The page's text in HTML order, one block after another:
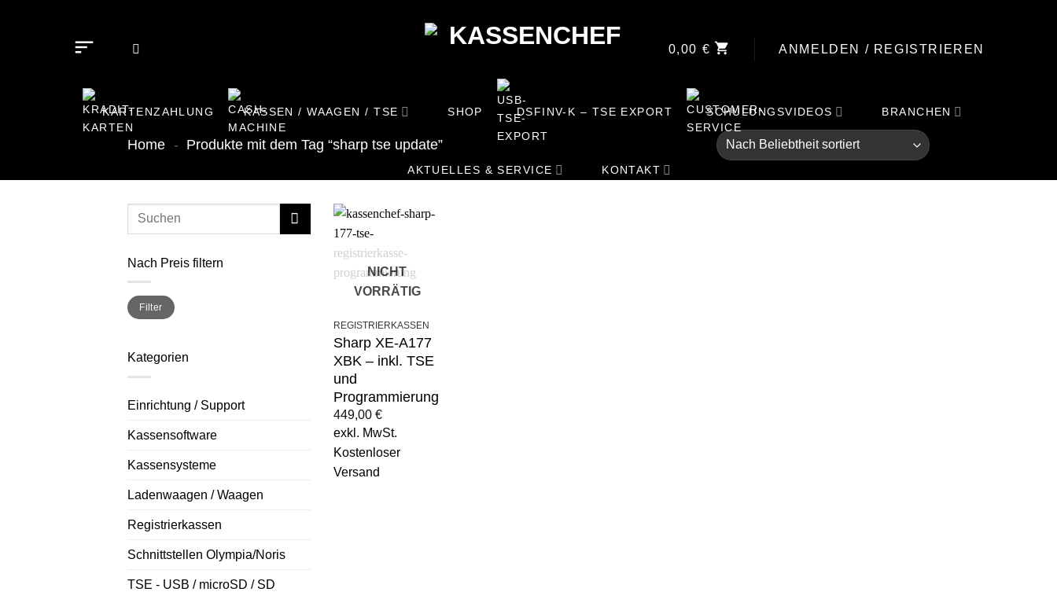
0,00 € ANMELDEN / REGISTRIEREN
KARTENZAHLUNG KASSEN / WAAGEN / TSE SHOP DSFINV-K – TSE EXPORT SCHULUNGSVIDEOS BRANCHEN
AKTUELLES & SERVICE KONTAKT
Home - Produkte mit dem Tag “sharp tse update”
Nach Preis filtern
Min.
Preis
Max.
PreisFilter
Kategorien
Einrichtung / Support
Kassensoftware
Kassensysteme
Ladenwaagen / Waagen
Registrierkassen
Schnittstellen Olympia/Noris
TSE - USB / microSD / SD
+
NICHT
VORRÄTIG
REGISTRIERKASSEN
Sharp XE-A177
XBK – inkl. TSE
und
Programmierung
449,00€
exkl. MwSt.
Kostenloser
Versand